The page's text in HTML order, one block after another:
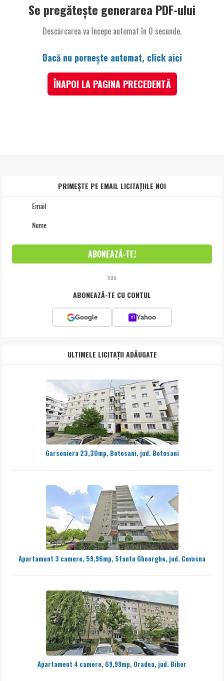
Se pregătește generarea PDF-ului
Descărcarea va începe automat în 0 secunde.
Dacă nu pornește automat, click aici
ÎNAPOI LA PAGINA PRECEDENTĂ
PRIMEȘTE PE EMAIL LICITAȚIILE NOI
sau
ABONEAZĂ-TE CU CONTUL
Google Y! Yahoo
ULTIMELE LICITAȚII ADĂUGATE
Garsoniera 23,30mp, Botosani, jud. Botosani
Apartament 3 camere, 59,96mp, Sfantu Gheorghe, jud. Covasna
Apartament 4 camere, 69,99mp, Oradea, jud. Bihor